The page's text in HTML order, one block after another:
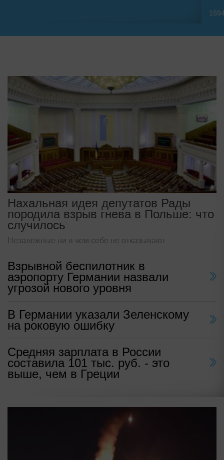
Нахальная идея депутатов Рады
породила взрыв гнева в Польше: что
случилось
Незалежные ни в чем себе не отказывают
Взрывной беспилотник в
аэропорту Германии назвали
угрозой нового уровня
В Германии указали Зеленскому
на роковую ошибку
Средняя зарплата в России
составила 101 тыс. руб. - это
выше, чем в Греции